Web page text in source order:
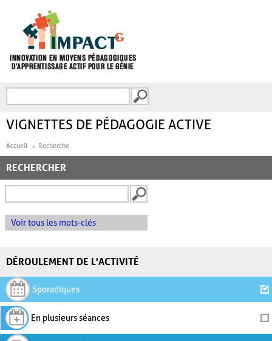
FORMULAIRE DE
VIGNETTES DE PÉDAGOGIE ACTIVE
Accueil Recherche
RECHERCHER
Voir tous les mots-clés
DÉROULEMENT DE L'ACTIVITÉ
Sporadiques
En plusieurs séances